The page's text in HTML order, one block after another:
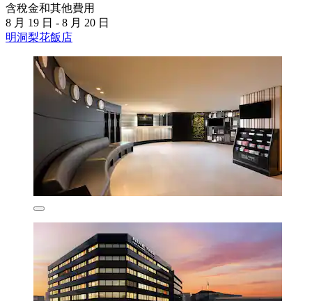
含稅金和其他費用
8 月 19 日 - 8 月 20 日
明洞梨花飯店